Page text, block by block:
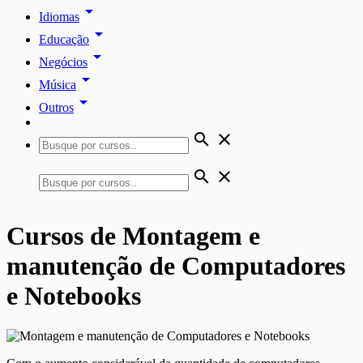
Idiomas arrow_drop_down
Educação arrow_drop_down
Negócios arrow_drop_down
Música arrow_drop_down
Outros arrow_drop_down
search close
search close
Cursos de Montagem e
manutenção de Computadores
e Notebooks